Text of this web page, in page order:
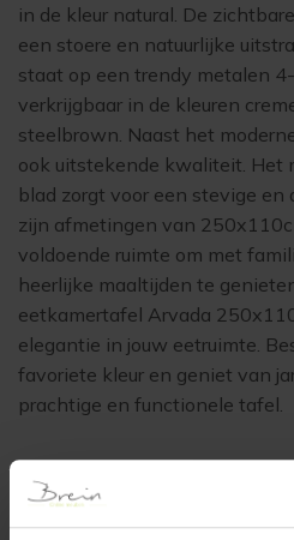
in de kleur natural. De
een stoere en natuurlijke
staat op een trendy metalen
verkrijgbaar in de kleuren
steelbrown. Naast het
ook uitstekende kwaliteit. Het
blad zorgt voor een stevige en
zijn afmetingen van
voldoende ruimte om met
heerlijke maaltijden te
eetkamertafel Arvada
elegantie in jouw eetruimte.
favoriete kleur en geniet van
prachtige en functionele tafel.
Lifestyle-